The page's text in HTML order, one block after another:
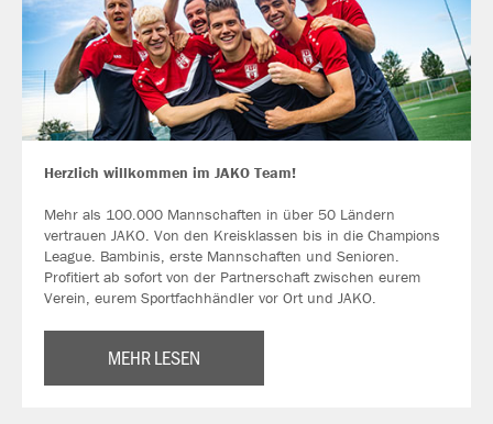
Herzlich willkommen im JAKO Team!
Mehr als 100.000 Mannschaften in über 50 Ländern
vertrauen JAKO. Von den Kreisklassen bis in die Champions
League. Bambinis, erste Mannschaften und Senioren.
Profitiert ab sofort von der Partnerschaft zwischen eurem
Verein, eurem Sportfachhändler vor Ort und JAKO.
MEHR LESEN